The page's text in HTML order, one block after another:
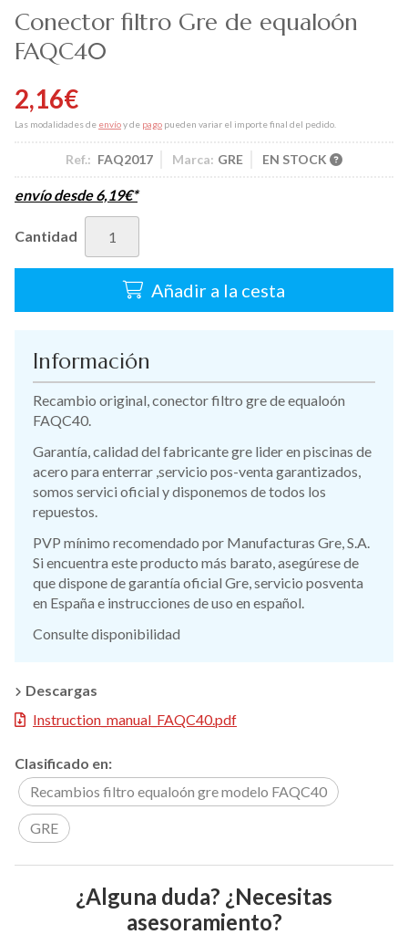
Conector filtro Gre de equaloón
FAQC40
2,16€
Las modalidades de envíoy de pago pueden variar el importe final del pedido.
Ref.: FAQ2017 Marca: GRE EN STOCK
envío desde6,19€*
Cantidad
Añadir a la cesta
Información
Recambio original, conector filtro gre de equaloón
FAQC40.
Garantía, calidad del fabricante gre lider en piscinas de
acero para enterrar ,servicio pos-venta garantizados,
somos servici oficial y disponemos de todos los
repuestos.
PVP mínimo recomendado por Manufacturas Gre, S.A.
Si encuentra este producto más barato, asegúrese de
que dispone de garantía oficial Gre, servicio posventa
en España e instrucciones de uso en español.
Consulte disponibilidad
Descargas
Instruction_manual_FAQC40.pdf
Clasificado en:
Recambios filtro equaloón gre modelo FAQC40
GRE
¿Alguna duda? ¿Necesitas
asesoramiento?